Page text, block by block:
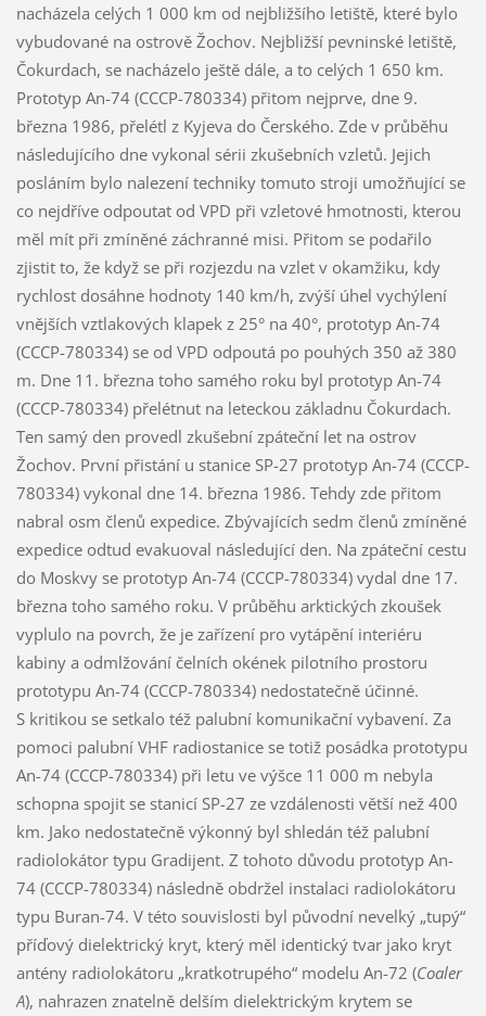
nacházela celých 1 000 km od nejbližšího letiště, které bylo
vybudované na ostrově Žochov. Nejbližší pevninské letiště,
Čokurdach, se nacházelo ještě dále, a to celých 1 650 km.
Prototyp An-74 (CCCP-780334) přitom nejprve, dne 9.
března 1986, přelétl z Kyjeva do Čerského. Zde v průběhu
následujícího dne vykonal sérii zkušebních vzletů. Jejich
posláním bylo nalezení techniky tomuto stroji umožňující se
co nejdříve odpoutat od VPD při vzletové hmotnosti, kterou
měl mít při zmíněné záchranné misi. Přitom se podařilo
zjistit to, že když se při rozjezdu na vzlet v okamžiku, kdy
rychlost dosáhne hodnoty 140 km/h, zvýší úhel vychýlení
vnějších vztlakových klapek z 25° na 40°, prototyp An-74
(CCCP-780334) se od VPD odpoutá po pouhých 350 až 380
m. Dne 11. března toho samého roku byl prototyp An-74
(CCCP-780334) přelétnut na leteckou základnu Čokurdach.
Ten samý den provedl zkušební zpáteční let na ostrov
Žochov. První přistání u stanice SP-27 prototyp An-74 (CCCP-
780334) vykonal dne 14. března 1986. Tehdy zde přitom
nabral osm členů expedice. Zbývajících sedm členů zmíněné
expedice odtud evakuoval následující den. Na zpáteční cestu
do Moskvy se prototyp An-74 (CCCP-780334) vydal dne 17.
března toho samého roku. V průběhu arktických zkoušek
vyplulo na povrch, že je zařízení pro vytápění interiéru
kabiny a odmlžování čelních okének pilotního prostoru
prototypu An-74 (CCCP-780334) nedostatečně účinné.
S kritikou se setkalo též palubní komunikační vybavení. Za
pomoci palubní VHF radiostanice se totiž posádka prototypu
An-74 (CCCP-780334) při letu ve výšce 11 000 m nebyla
schopna spojit se stanicí SP-27 ze vzdálenosti větší než 400
km. Jako nedostatečně výkonný byl shledán též palubní
radiolokátor typu Gradijent. Z tohoto důvodu prototyp An-
74 (CCCP-780334) následně obdržel instalaci radiolokátoru
typu Buran-74. V této souvislosti byl původní nevelký „tupý“
příďový dielektrický kryt, který měl identický tvar jako kryt
antény radiolokátoru „kratkotrupého“ modelu An-72 (Coaler
A), nahrazen znatelně delším dielektrickým krytem se